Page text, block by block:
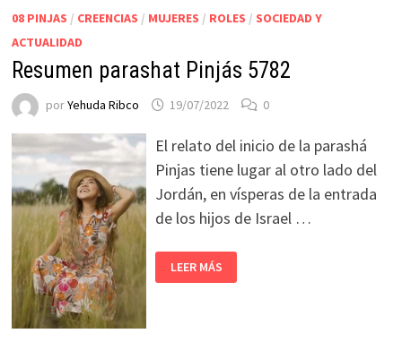
08 PINJAS / CREENCIAS / MUJERES / ROLES / SOCIEDAD Y
ACTUALIDAD
Resumen parashat Pinjás 5782
porYehuda Ribco 19/07/2022 0
El relato del inicio de la parashá
Pinjas tiene lugar al otro lado del
Jordán, en vísperas de la entrada
de los hijos de Israel …
LEER MÁS